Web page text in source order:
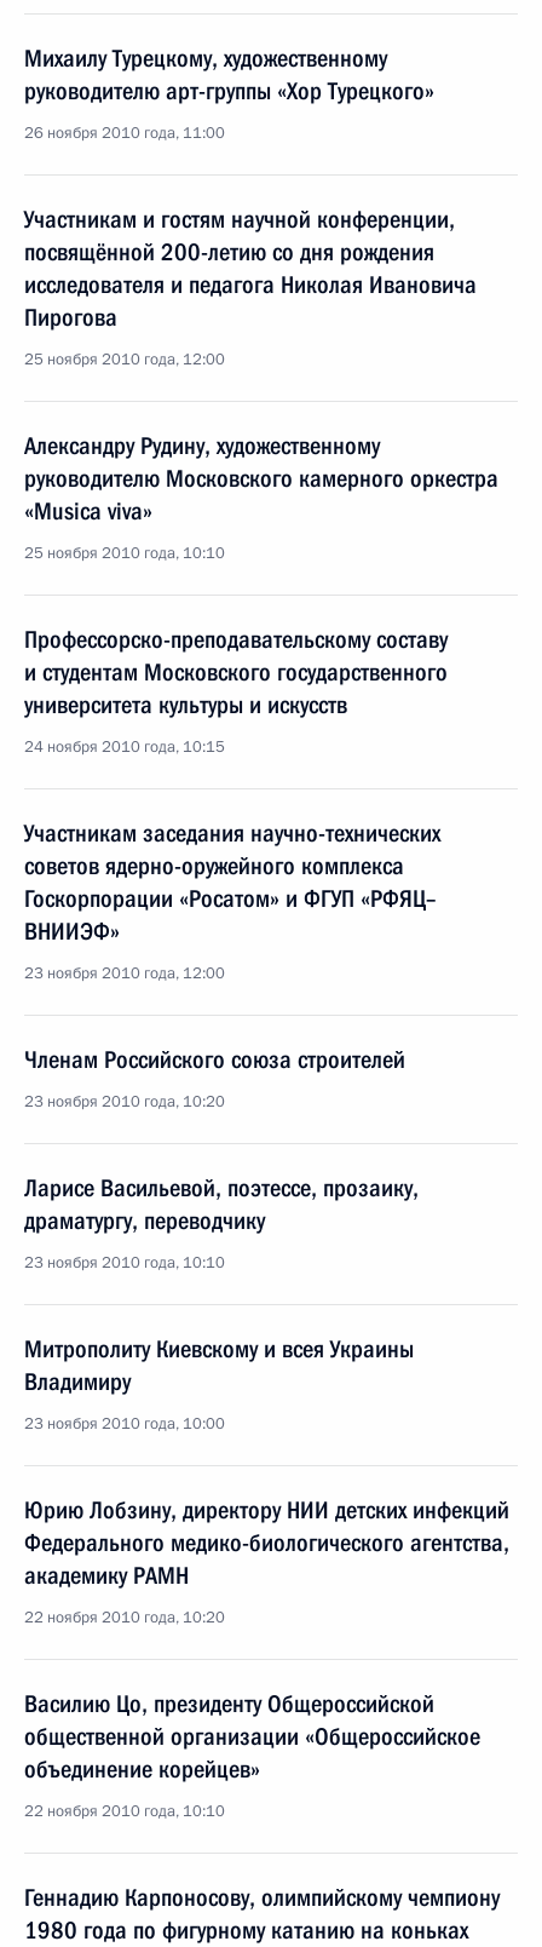
Михаилу Турецкому, художественному
руководителю арт-группы «Хор Турецкого»
26 ноября 2010 года, 11:00
Участникам и гостям научной конференции,
посвящённой 200-летию со дня рождения
исследователя и педагога Николая Ивановича
Пирогова
25 ноября 2010 года, 12:00
Александру Рудину, художественному
руководителю Московского камерного оркестра
«Musica viva»
25 ноября 2010 года, 10:10
Профессорско-преподавательскому составу
и студентам Московского государственного
университета культуры и искусств
24 ноября 2010 года, 10:15
Участникам заседания научно-технических
советов ядерно-оружейного комплекса
Госкорпорации «Росатом» и ФГУП «РФЯЦ–
ВНИИЭФ»
23 ноября 2010 года, 12:00
Членам Российского союза строителей
23 ноября 2010 года, 10:20
Ларисе Васильевой, поэтессе, прозаику,
драматургу, переводчику
23 ноября 2010 года, 10:10
Митрополиту Киевскому и всея Украины
Владимиру
23 ноября 2010 года, 10:00
Юрию Лобзину, директору НИИ детских инфекций
Федерального медико-биологического агентства,
академику РАМН
22 ноября 2010 года, 10:20
Василию Цо, президенту Общероссийской
общественной организации «Общероссийское
объединение корейцев»
22 ноября 2010 года, 10:10
Геннадию Карпоносову, олимпийскому чемпиону
1980 года по фигурному катанию на коньках